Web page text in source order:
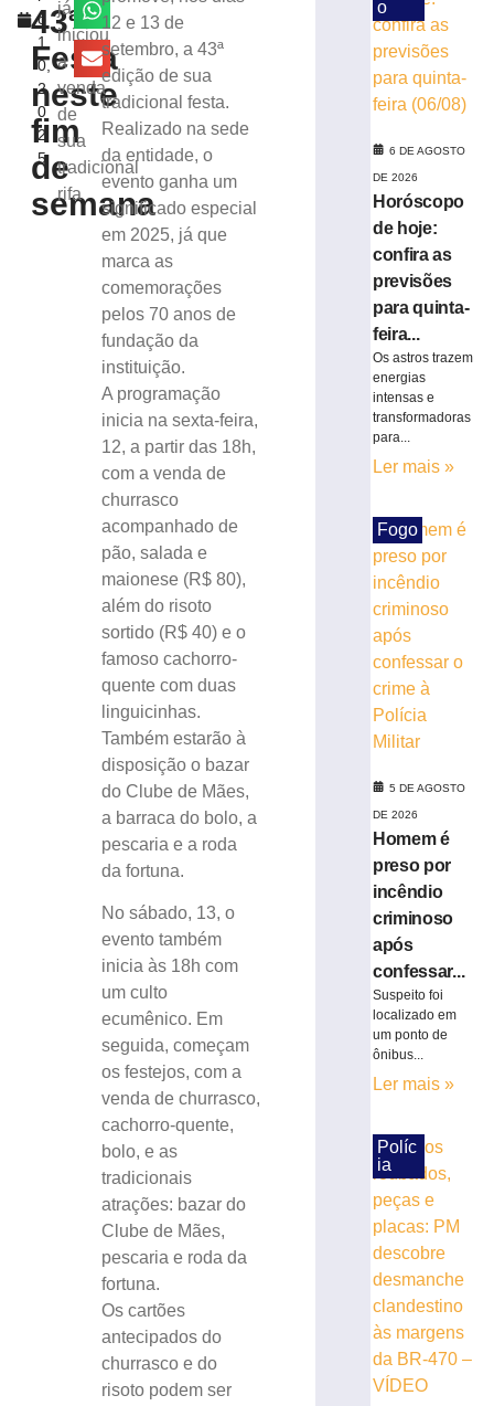
o
1
0,
2
0
2
5
43ª
Festa
neste
fim
de
semana
já
iniciou
a
venda
de
sua
tradicional
rifa
12 e 13 de
setembro, a 43ª
edição de sua
tradicional festa.
Realizado na sede
da entidade, o
evento ganha um
significado especial
em 2025, já que
marca as
comemorações
pelos 70 anos de
fundação da
instituição.
A programação
inicia na sexta-feira,
12, a partir das 18h,
com a venda de
churrasco
acompanhado de
pão, salada e
maionese (R$ 80),
além do risoto
sortido (R$ 40) e o
famoso cachorro-
quente com duas
linguicinhas.
Também estarão à
disposição o bazar
do Clube de Mães,
a barraca do bolo, a
pescaria e a roda
da fortuna.
No sábado, 13, o
evento também
inicia às 18h com
um culto
ecumênico. Em
seguida, começam
os festejos, com a
venda de churrasco,
cachorro-quente,
bolo, e as
tradicionais
atrações: bazar do
Clube de Mães,
pescaria e roda da
fortuna.
Os cartões
antecipados do
churrasco e do
risoto podem ser
anuncia
show
Equipe
Força
Ação
Brusque
agosto
2026
mais
Nove
participam
primeira
edição
Guabiruba
Sabores
agosto
2026
mais
História
que
une:
evento
Museu
Casa
Brusque
comemorações
agosto
2026
mais
o
6 DE AGOSTO
DE 2026
Horóscopo
de hoje:
confira as
previsões
para quinta-
feira...
Os astros trazem
energias
intensas e
transformadoras
para...
Ler mais »
Fogo
5 DE AGOSTO
DE 2026
Homem é
preso por
incêndio
criminoso
após
confessar...
Suspeito foi
localizado em
um ponto de
ônibus...
Ler mais »
Políc
ia